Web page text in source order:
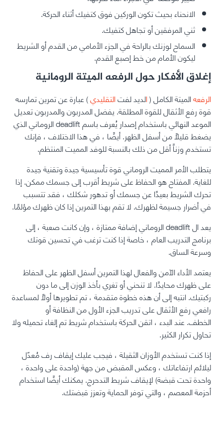
الانحناء بحيث تكون الوركين فوق كتفيك أثناء الحركة.
ثني المرفقين أو تجاهل كتفيك.
السماح لوزنك بالراحة في الجزء الأمامي من القدم أو الشريط
ليكون الأمام من خط إصبع القدم.
إغلاق الأفكار حول الرفعه الميتة الرومانية
الرفعهالميتة الكامل (الديد لفتالتقليدي) عبارة عن تمرين تمارسه
قوة رفع الأثقال للقوة المطلقة. يفضل المدربون والمدربون تعديل
الموعد النهائي باستخدام إصدار يُعرف باسم deadlift الروماني الذي
يضغط قليلاً من أسفل الظهر. أيضًا ، في هذا الاختلاف ، فإنك
تستخدم وزناً أقل من ذلك بالنسبة للوفد المميت المنتظم.
يتطلب الأمر المميت الروماني قوة تأسيسية جيدة وتقنية جيدة
للغاية. المفتاح هو الحفاظ على شريط أقرب إلى جسمك ممكن. إذا
تحرك الشريط بعيدًا عن جسمك أو تدهور شكلك ، فقد تتسبب
في أضرار جسيمة لظهرك. لا تقم بهذا التمرين إذا كان ظهرك مؤلمًا.
يعد ال deadlift الروماني إضافة ممتازة ، وإن كانت صعبة ، إلى
برنامج التدريب العام ، خاصة إذا كنت ترغب في تحسين قوتك
وسرعة الساق.
يعتمد الأداء الآمن والفعال لهذا التمرين أسفل الظهر على الحفاظ
على ظهرك محايدًا. لا تنحني أو تغري بأخذ الوزن إلى ما دون
ركبتيك. انتبه إلى أن هذه خطوة متقدمة ، تم تطويرها أولاً لمساعدة
رافعي رفع الأثقال على تدريب الجزء الأول من النظافة أو
الخطف. عند البدء ، اتقن الحركة باستخدام شريط تم إلغاء تحميله ولا
تحاول تكرار الكثير.
إذا كنت تستخدم الأوزان الثقيلة ، فيجب عليك إيقاف رف مُعدّل
ليلائم ارتفاعاتك ، وعكس المقبض من جهة (واحدة على واحدة ،
واحدة تحت قبضة) لإيقاف شريط التدحرج. يمكنك أيضًا استخدام
أحزمة المعصم ، والتي توفر الحماية وتعزز قبضتك.